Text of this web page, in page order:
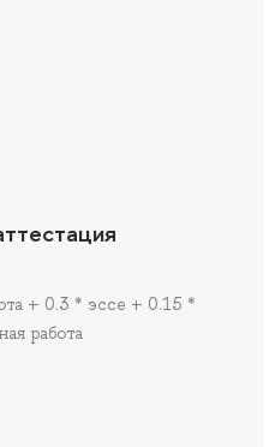
+ 0.3 * эссе + 0.15 *
работа